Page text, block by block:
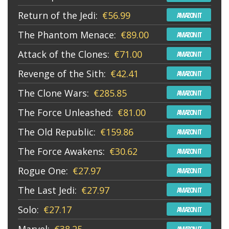
Return of the Jedi: €56.99 AMAZON IT
The Phantom Menace: €89.00 AMAZON IT
Attack of the Clones: €71.00 AMAZON IT
Revenge of the Sith: €42.41 AMAZON IT
The Clone Wars: €285.85 AMAZON IT
The Force Unleashed: €81.00 AMAZON IT
The Old Republic: €159.86 AMAZON IT
The Force Awakens: €30.62 AMAZON IT
Rogue One: €27.97 AMAZON IT
The Last Jedi: €27.97 AMAZON IT
Solo: €27.17 AMAZON IT